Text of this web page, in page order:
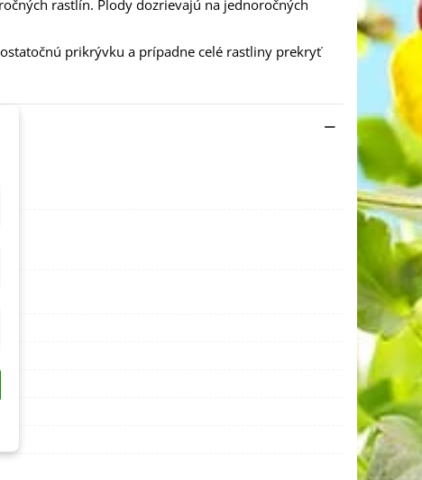
rastlín. Plody dozrievajú na jednoročných
prikrývku a prípadne celé rastliny prekryť